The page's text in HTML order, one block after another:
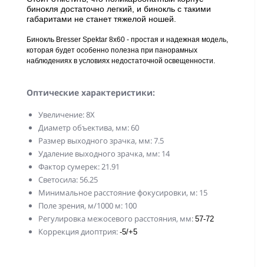
бинокля достаточно легкий, и бинокль с такими
габаритами не станет тяжелой ношей.
Бинокль Bresser Spektar 8x60 - простая и надежная модель,
которая будет особенно полезна при панорамных
наблюдениях в условиях недостаточной освещенности.
Оптические характеристики:
Увеличение: 8Х
Диаметр объектива, мм: 60
Размер выходного зрачка, мм: 7.5
Удаление выходного зрачка, мм: 14
Фактор сумерек: 21.91
Светосила: 56.25
Минимальное расстояние фокусировки, м: 15
Поле зрения, м/1000 м: 100
Регулировка межосевого расстояния, мм: 57-72
Коррекция диоптрия: -5/+5